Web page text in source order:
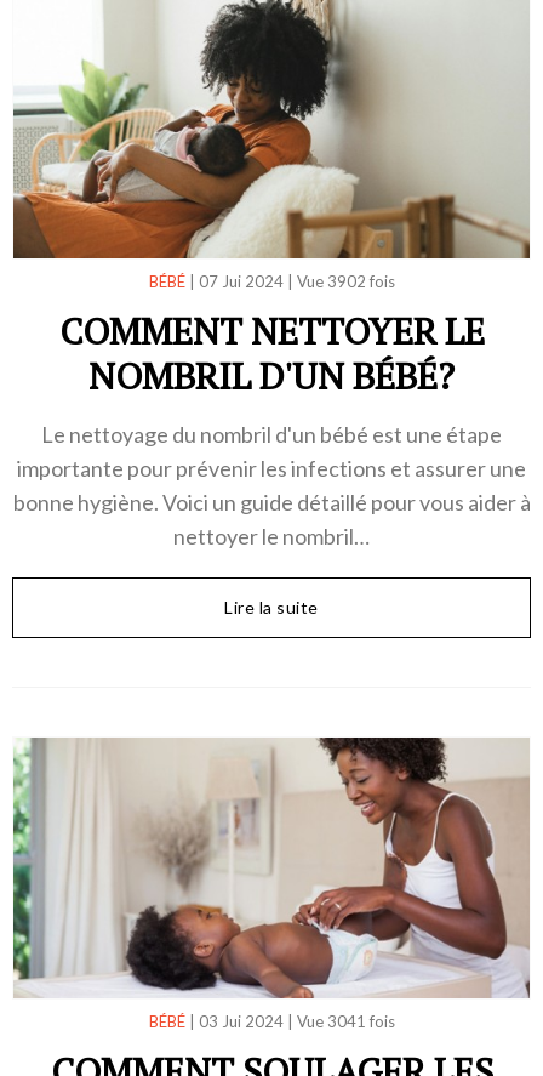
BÉBÉ| 07 Jui 2024| Vue 3902 fois
COMMENT NETTOYER LE
NOMBRIL D'UN BÉBÉ?
Le nettoyage du nombril d'un bébé est une étape
importante pour prévenir les infections et assurer une
bonne hygiène. Voici un guide détaillé pour vous aider à
nettoyer le nombril…
Lire la suite
BÉBÉ| 03 Jui 2024| Vue 3041 fois